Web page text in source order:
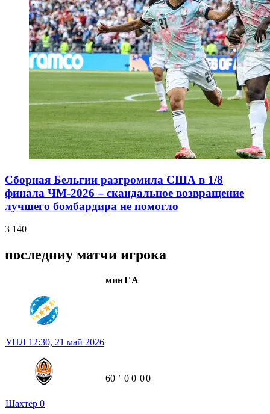
Сборная Бельгии разгромила США в 1/8
финала ЧМ-2026 – скандальное возвращение
лучшего бомбардира не помогло
3 140
последниу матчи игрока
минГА
УПЛ 12:30, 21 май 2026
Шахтер 0
60 ʼ 0 0 00